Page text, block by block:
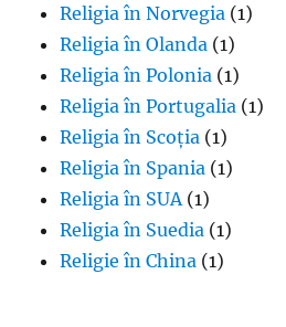
Religia în Norvegia (1)
Religia în Olanda (1)
Religia în Polonia (1)
Religia în Portugalia (1)
Religia în Scoția (1)
Religia în Spania (1)
Religia în SUA (1)
Religia în Suedia (1)
Religie în China (1)